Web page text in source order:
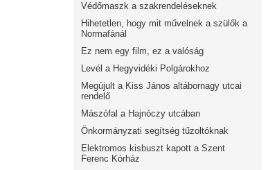
Védőmaszk a szakrendeléseknek
Hihetetlen, hogy mit művelnek a szülők a
Normafánál
Ez nem egy film, ez a valóság
Levél a Hegyvidéki Polgárokhoz
Megújult a Kiss János altábornagy utcai
rendelő
Mászófal a Hajnóczy utcában
Önkormányzati segítség tűzoltóknak
Elektromos kisbuszt kapott a Szent
Ferenc Kórház